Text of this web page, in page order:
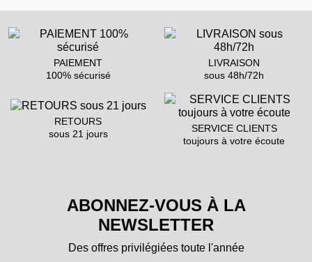
PAIEMENT
100% sécurisé
LIVRAISON
sous 48h/72h
RETOURS
sous 21 jours
SERVICE CLIENTS
toujours à votre écoute
ABONNEZ-VOUS À LA
NEWSLETTER
Des offres privilégiées toute l'année